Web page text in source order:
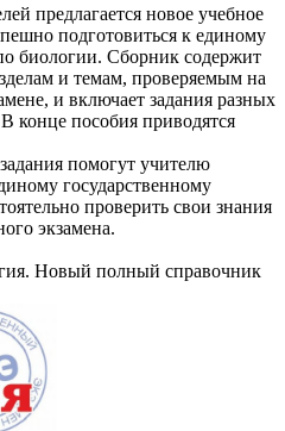
предлагается новое учебное
подготовиться к единому
биологии. Сборник содержит
и темам, проверяемым на
и включает задания разных
конце пособия приводятся
помогут учителю
государственному
проверить свои знания
экзамена.
Новый полный справочник